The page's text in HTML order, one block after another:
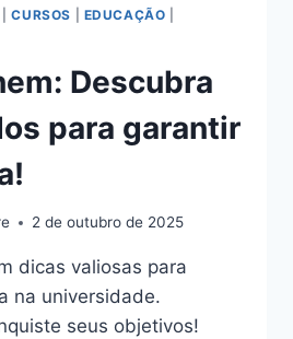
|CURSOS EDUCAÇÃO
Descubra
para garantir
2 de outubro de 2025
dicas valiosas para
na universidade.
seus objetivos!